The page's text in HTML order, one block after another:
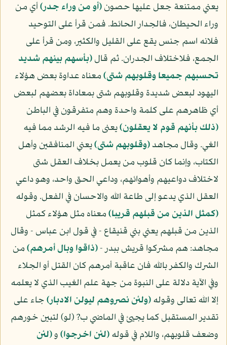
يعني ممتنعة جعل عليها حصون(أو من وراء جدر)أي من
وراء الحيطان، فالجدار الحائط. فمن قرأ على التوحيد
فلانه اسم جنس يقع على القليل والكثير، ومن قرأ على
الجمع، فلاختلاف الجدران. ثم قال(بأسهم بينهم شديد
تحسبهم جميعا وقلوبهم شتى)معناه عداوة بعض هؤلاء
اليهود لبعض شديدة وقلوبهم شتى بمعاداة بعضهم لبعض
أي ظاهرهم على كلمة واحدة وهم متفرقون في الباطن
(ذلك بأنهم قوم لا يعقلون)يعنى ما فيه الرشد مما فيه
الغي. وقال مجاهد(وقلوبهم شتى)يعني المنافقين وأهل
الكتاب، وإنما كان قلوب من يعمل بخلاف العقل شتى
لاختلاف دواعيهم وأهوائهم، وداعي الحق واحد، وهو داعي
العقل الذي يدعو إلى طاعة الله والاحسان في الفعل. وقوله
(كمثل الذين من قبلهم قريبا)معناه مثل هؤلاء كمثل
الذين من قبلهم يعني بني قنيقاع - في قول ابن عباس - وقال
مجاهد: هم مشركوا قريش ببدر -(ذاقوا وبال أمرهم)من
الشرك والكفر بالله فان عاقبة أمرهم كان القتل أو الجلاء
وفي الآية دلالة على النبوة من جهة علم الغيب الذي لا يعلمه
إلا الله تعالى وقوله(ولئن نصروهم ليولن الادبار)جاء على
تقدير المستقبل كما يجيئ في الماضي ب? (لو) لتبين خورهم
وضعف قلوبهم، واللام في قوله(لئن اخرجوا)و(لئن